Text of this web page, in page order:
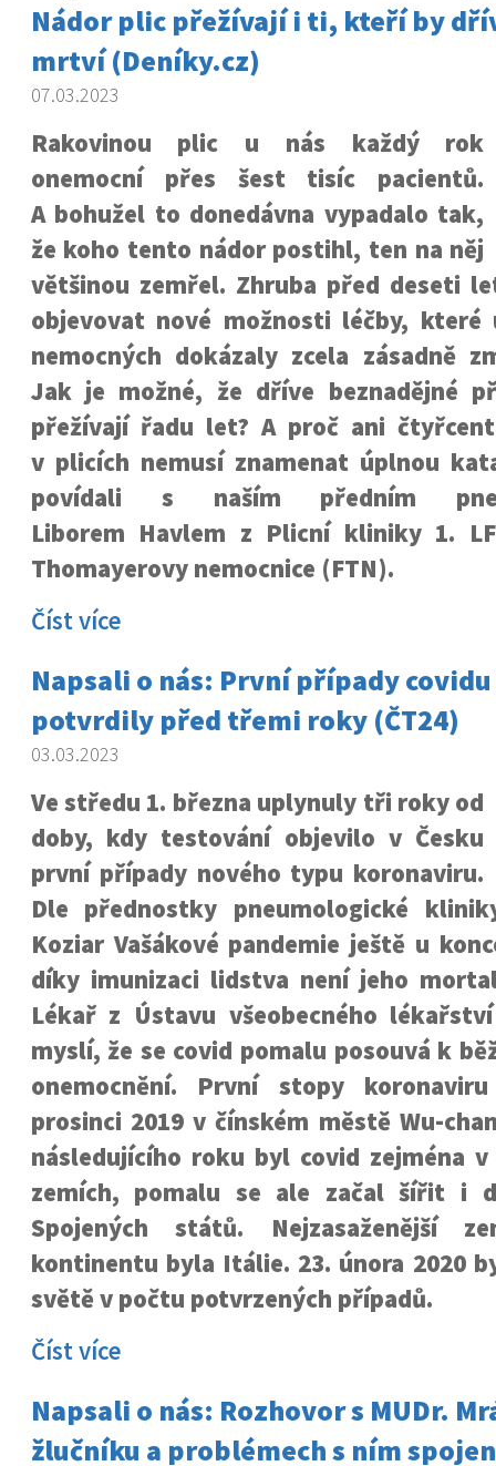
Nádor plic přežívají i ti, kteří by
mrtví (Deníky.cz)
07.03.2023
Rakovinou plic u nás každý rok
onemocní přes šest tisíc pacientů.
A bohužel to donedávna vypadalo tak,
že koho tento nádor postihl, ten na něj
většinou zemřel. Zhruba před deseti
objevovat nové možnosti léčby,
nemocných dokázaly zcela zásadně
Jak je možné, že dříve beznadějné
přežívají řadu let? A proč ani
v plicích nemusí znamenat úplnou
povídali s naším předním
Liborem Havlem z Plicní kliniky 1.
Thomayerovy nemocnice (FTN).
Číst více
Napsali o nás: První případy covidu
potvrdily před třemi roky (ČT24)
03.03.2023
Ve středu 1. března uplynuly tři roky od
doby, kdy testování objevilo v Česku
první případy nového typu koronaviru.
Dle přednostky pneumologické
Koziar Vašákové pandemie ještě u
díky imunizaci lidstva není jeho
Lékař z Ústavu všeobecného
myslí, že se covid pomalu posouvá k
onemocnění. První stopy
prosinci 2019 v čínském městě Wu-
následujícího roku byl covid zejména
zemích, pomalu se ale začal šířit i
Spojených států. Nejzasaženější
kontinentu byla Itálie. 23. února 2020
světě v počtu potvrzených případů.
Číst více
Napsali o nás: Rozhovor s MUDr.
žlučníku a problémech s ním